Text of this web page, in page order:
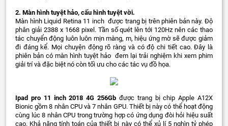
2. Màn hình tuyệt hảo, cấu hình tuyệt vời.
Màn hình Liquid Retina 11 inch được trang bị trên phiên bản này. Độ
phân giải 2388 x 1668 pixel. Tần số quét lên tới 120Hz nên các thao
tác chuyển động luôn luôn mịn màng, m, hiệu ứng mờ sẽ được giảm
đi đáng kể. Mọi chuyện động rõ ràng và có độ chi tiết cao. Đây là
phiên bản có màn hình tuyệt hảo đem lại trải nghiệm khi xem phim
giải trí và đặc biệt nó còn tối ưu cho các tác vụ đồ họa.
Ipad pro 11 inch 2018 4G 256Gb được trang bị chip Apple A12X
Bionic gồm 8 nhân CPU và 7 nhân GPU. Thiết bị này có thể hoạt động
cùng lúc 8 nhân CPU trong trường hợp có ứng dụng đòi hỏi hiệu suất
cao. Khả năng tính toán của thiết bị này có thể xủ lí 5 nghìn tỷ phép